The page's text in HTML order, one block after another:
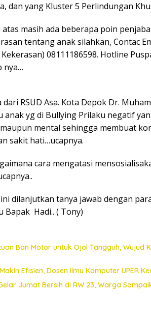
dan yang Kluster 5 Perlindungan
atas masih ada beberapa poin
tentang anak silahkan, Contac
08111186598. Hotline
nya…
RSUD Asa. Kota Depok Dr.
anak yg di Bullying Prilaku negatif
mental sehingga membuat
sakit hati…ucapnya.
cara mengatasi
dilanjutkan tanya jawab dengan
Bapak Hadi.. ( Tony)
Ban Motor untuk Ojol Tangguh, Wujud
Efisien, Dosen Ilmu Komputer UPER
Jumat Bersih di RW 23, Warga